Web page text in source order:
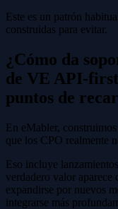
Este es un patrón
construidas para evitar.
¿Cómo da
de VE API-
puntos de
En eMabler,
que los CPO realmente
Eso incluye
verdadero valor aparece
expandirse por nuevos
integrarse más